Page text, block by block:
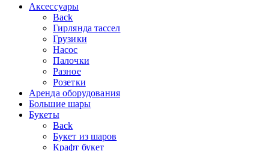
Аксессуары
Back
Гирлянда тассел
Грузики
Насос
Палочки
Разное
Розетки
Аренда оборудования
Большие шары
Букеты
Back
Букет из шаров
Крафт букет